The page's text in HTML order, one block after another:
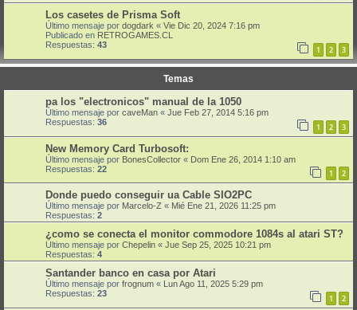
Los casetes de Prisma Soft
Último mensaje por dogdark « Vie Dic 20, 2024 7:16 pm
Publicado en RETROGAMES.CL
Respuestas: 43 1 2 3
Temas
pa los "electronicos" manual de la 1050
Último mensaje por caveMan « Jue Feb 27, 2014 5:16 pm
Respuestas: 36 1 2 3
New Memory Card Turbosoft:
Último mensaje por BonesCollector « Dom Ene 26, 2014 1:10 am
Respuestas: 22 1 2
Donde puedo conseguir ua Cable SIO2PC
Último mensaje por Marcelo-Z « Mié Ene 21, 2026 11:25 pm
Respuestas: 2
¿como se conecta el monitor commodore 1084s al atari ST?
Último mensaje por Chepelin « Jue Sep 25, 2025 10:21 pm
Respuestas: 4
Santander banco en casa por Atari
Último mensaje por frognum «
Lun Ago 11, 2025 5:29 pm
Respuestas: 23 1 2